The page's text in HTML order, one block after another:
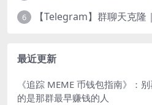
6
最近更新
《追踪 MEME 币钱包指南》：
的是那群最早赚钱的人